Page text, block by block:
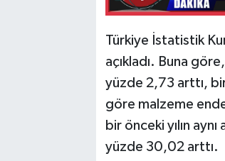
Türkiye İstatistik
açıkladı. Buna
yüzde 2,73 arttı,
göre malzeme
bir önceki yılın
yüzde 30,02 arttı.